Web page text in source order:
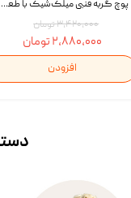
پوچ گربه فنبی میلک‌شیک با طعم مرغ Faenbei Cat Milk Shake Pouch بسته 12 عددی
۳,۴۲۰,۰۰۰ تومان
۲,۸۸۰,۰۰۰ تومان
افزودن